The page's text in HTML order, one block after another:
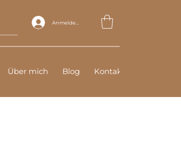
Über mich Blog Kontakt
Anmelden